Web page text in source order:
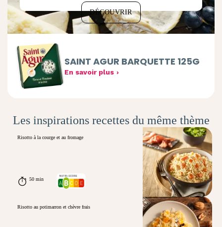
DÉCOUVRIR
SAINT AGUR BARQUETTE 125G
En savoir plus
Les inspirations recettes du même thème
Risotto à la courge et au fromage
50 min
Risotto au potimarron et chèvre frais